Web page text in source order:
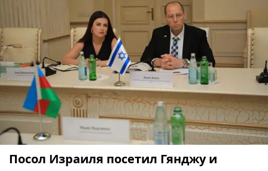
Посол Израиля посетил Гянджу и